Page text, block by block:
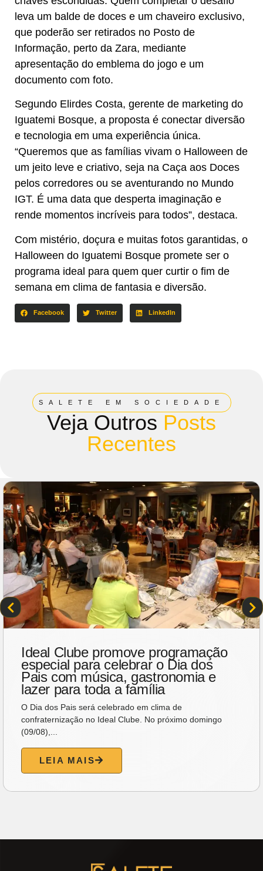
leva um balde de doces e um chaveiro exclusivo,
que poderão ser retirados no Posto de
Informação, perto da Zara, mediante
apresentação do emblema do jogo e um
documento com foto.
Segundo Elirdes Costa, gerente de marketing do
Iguatemi Bosque, a proposta é conectar diversão
e tecnologia em uma experiência única.
“Queremos que as famílias vivam o Halloween de
um jeito leve e criativo, seja na Caça aos Doces
pelos corredores ou se aventurando no Mundo
IGT. É uma data que desperta imaginação e
rende momentos incríveis para todos”, destaca.
Com mistério, doçura e muitas fotos garantidas, o
Halloween do Iguatemi Bosque promete ser o
programa ideal para quem quer curtir o fim de
semana em clima de fantasia e diversão.
Facebook Twitter LinkedIn
SALETE EM SOCIEDADE
Veja Outros Posts
Recentes
Ideal Clube promove programação
especial para celebrar o Dia dos
Pais com música, gastronomia e
lazer para toda a família
O Dia dos Pais será celebrado em clima de
confraternização no Ideal Clube. No próximo domingo
(09/08),...
LEIA MAIS